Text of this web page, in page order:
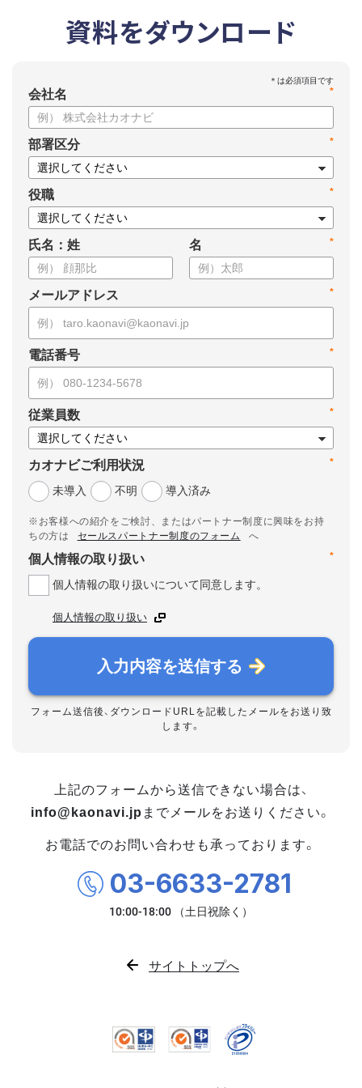
資料をダウンロード
*
会社名
*
部署区分
*
役職
氏名：姓 *
名
*
メールアドレス
*
電話番号
*
従業員数
*
カオナビご利用状況
未導入
不明 導入済み
※お客様への紹介をご検討、またはパートナー制度に興味をお持
ちの方は
セールスパートナー制度のフォーム
へ
*
個人情報の取り扱い
個人情報の取り扱いについて同意します。
個人情報の取り扱い
入力内容を送信する
フォーム送信後、ダウンロードURLを記載したメールをお送り致
します。
上記のフォームから送信できない場合は、
info@kaonavi.jp までメールをお送りください。
お電話でのお問い合わせも承っております。
03-6633-2781
サイトトップへ